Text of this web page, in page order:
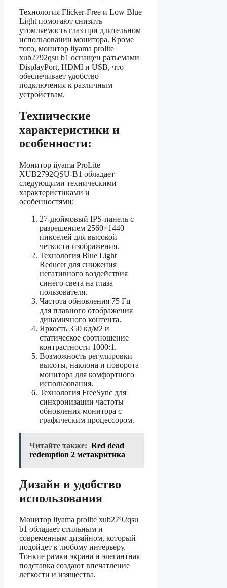
Технология Flicker-Free и Low Blue
Light помогают снизить
утомляемость глаз при длительном
использовании монитора. Кроме
того, монитор iiyama prolite
xub2792qsu b1 оснащен разъемами
DisplayPort, HDMI и USB, что
обеспечивает удобство
подключения к различным
устройствам.
Технические
характеристики и
особенности:
Монитор iiyama ProLite
XUB2792QSU-B1 обладает
следующими техническими
характеристиками и
особенностями:
27-дюймовый IPS-панель с
разрешением 2560×1440
пикселей для высокой
четкости изображения.
Технология Blue Light
Reducer для снижения
негативного воздействия
синего света на глаза
пользователя.
Частота обновления 75 Гц
для плавного отображения
динамичного контента.
Яркость 350 кд/м2 и
статическое соотношение
контрастности 1000:1.
Возможность регулировки
высоты, наклона и поворота
монитора для комфортного
использования.
Технология FreeSync для
синхронизации частоты
обновления монитора с
графическим процессором.
Читайте также: Red dead
redemption 2 метакритикa
Дизайн и удобство
использования
Монитор iiyama prolite xub2792qsu
b1 обладает стильным и
современным дизайном, который
подойдет к любому интерьеру.
Тонкие рамки экрана и элегантная
подставка создают впечатление
легкости и изящества.